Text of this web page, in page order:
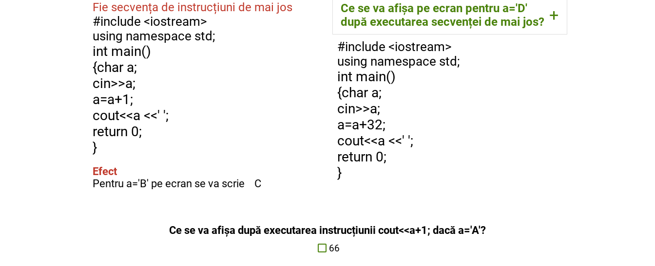
Fie secvența de instrucțiuni de mai jos
#include <iostream>
using namespace std;
int main()
{char a;
cin>>a;
a=a+1;
cout<<a <<' ';
return 0;
}
Efect
Pentru a='B' pe ecran se va scrie C
Ce se va afișa pe ecran pentru a='D'
după executarea secvenței de mai jos? +
d
#include <iostream>
using namespace std;
int main()
{char a;
cin>>a;
a=a+32;
cout<<a <<' ';
return 0;
}
Ce se va afișa după executarea instrucțiunii cout<<a+1; dacă a='A'?
66